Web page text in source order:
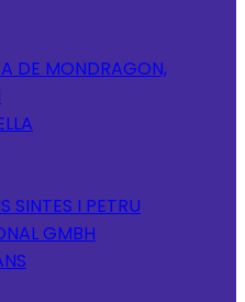
DE MONDRAGON,
SINTES I PETRU
GMBH